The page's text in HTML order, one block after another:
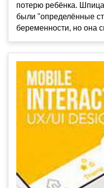
потерю ребёнка.
были "определённые
беременности, но она